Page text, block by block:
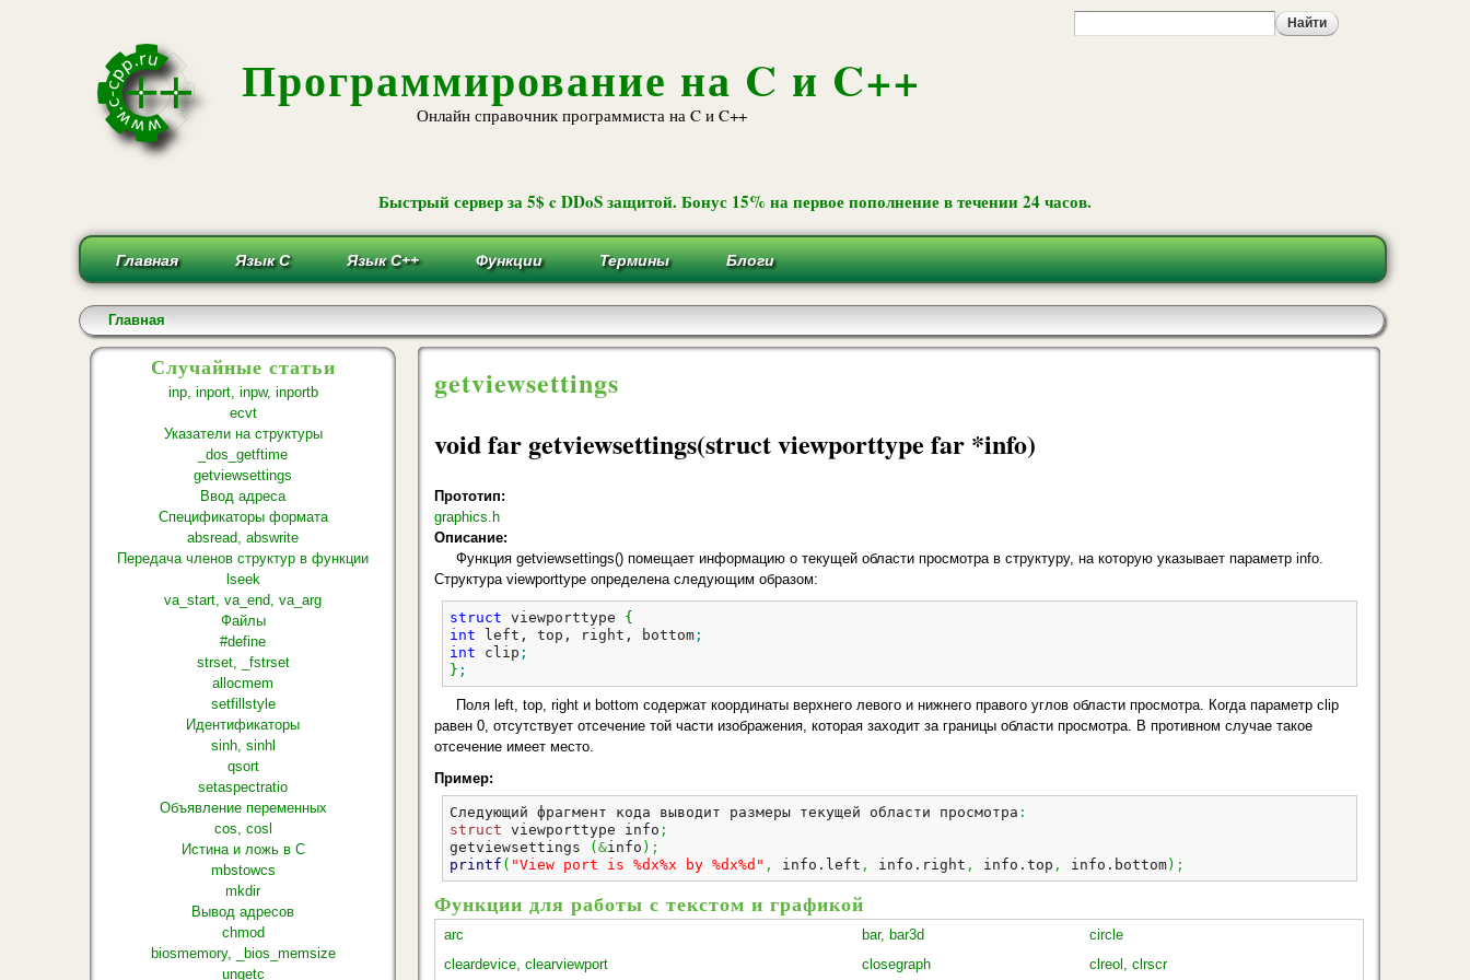
Программирование на C и C++
Онлайн справочник программиста на C и C++
Быстрый сервер за 5$ c DDoS защитой. Бонус 15% на первое пополнение в течении 24 часов.
Главная Язык С Язык С++ Функции Термины Блоги
Вы здесь
Главная
Случайные статьи
inp, inport, inpw, inportb
ecvt
Указатели на структуры
_dos_getftime
getviewsettings
Ввод адреса
Спецификаторы формата
absread, abswrite
Передача членов структур в функции
lseek
va_start, va_end, va_arg
Файлы
#define
strset, _fstrset
allocmem
setfillstyle
Идентификаторы
sinh, sinhl
qsort
setaspectratio
Объявление переменных
cos, cosl
Истина и ложь в С
mbstowcs
mkdir
Вывод адресов
chmod
biosmemory, _bios_memsize
ungetc
getviewsettings
void far getviewsettings(struct viewporttype far *info)
Прототип:
graphics.h
Описание:
Функция getviewsettings() помещает информацию о текущей области просмотра в структуру, на которую указывает параметр info.
Структура viewporttype определена следующим образом:
struct viewporttype {
int left, top, right, bottom ;
int clip ;
} ;
Поля left, top, right и bottom содержат координаты верхнего левого и нижнего правого углов области просмотра. Когда параметр clip
равен 0, отсутствует отсечение той части изображения, которая заходит за границы области просмотра. В противном случае такое
отсечение имеет место.
Пример:
Следующий фрагмент кода выводит размеры текущей области просмотра :
struct viewporttype info ;
getviewsettings
( &info ) ;
printf ( "View port is %dx%x by %dx%d" , info. left , info. right , info. top , info. bottom) ;
Функции для работы с текстом и графикой
arc bar, bar3d
circle
cleardevice, clearviewport
closegraph clreol, clrscr